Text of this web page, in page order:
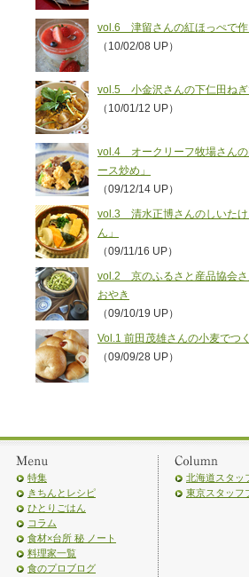
vol.6 津留さんの紅ほっぺで作
（10/02/08 UP）
vol.5 小金沢さんの下仁田ねぎ
（10/01/12 UP）
vol.4 オークリーフ牧場さんの
ース炒め」
（09/12/14 UP）
vol.3 清水正博さんのしいたけ
ん」
（09/11/16 UP）
vol.2 京のふるさと産品協会さ
おやき
（09/10/19 UP）
Vol.1 前田茂雄さんの小麦でつ
（09/09/28 UP）
特集
きちんとレシピ
ひとりごはん
コラム
食材×台所 秘 ノート
料理家一覧
食のプロブログ
北海道スタッ
東京スタッフ